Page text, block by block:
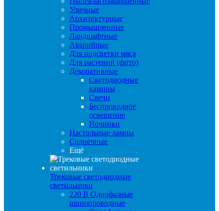
Уличные
Архитектурные
Промышленные
Ландшафтные
Аварийные
Для подсветки мяса
Для растений (фито)
Декоративные
Светодиодные
камины
Свечи
Беспроводное
освещение
Ночники
Настольные лампы
Солнечные
Ещё
Трековые светодиодные
светильники
220 B Однофазные
шинопроводные